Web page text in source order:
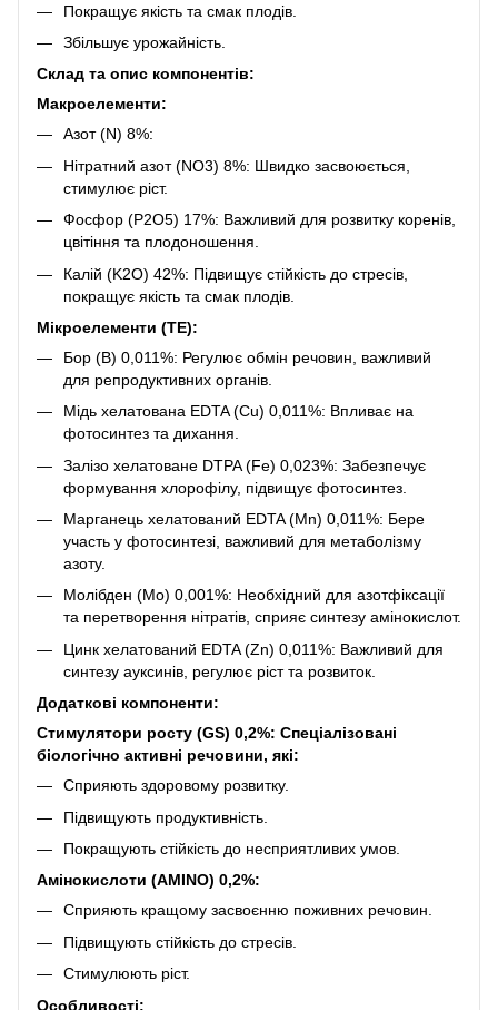
Покращує якість та смак плодів.
Збільшує урожайність.
Склад та опис компонентів:
Макроелементи:
Азот (N) 8%:
Нітратний азот (NO3) 8%: Швидко засвоюється,
стимулює ріст.
Фосфор (P2O5) 17%: Важливий для розвитку коренів,
цвітіння та плодоношення.
Калій (K2O) 42%: Підвищує стійкість до стресів,
покращує якість та смак плодів.
Мікроелементи (TE):
Бор (B) 0,011%: Регулює обмін речовин, важливий
для репродуктивних органів.
Мідь хелатована EDTA (Cu) 0,011%: Впливає на
фотосинтез та дихання.
Залізо хелатоване DTPA (Fe) 0,023%: Забезпечує
формування хлорофілу, підвищує фотосинтез.
Марганець хелатований EDTA (Mn) 0,011%: Бере
участь у фотосинтезі, важливий для метаболізму
азоту.
Молібден (Mo) 0,001%: Необхідний для азотфіксації
та перетворення нітратів, сприяє синтезу амінокислот.
Цинк хелатований EDTA (Zn) 0,011%: Важливий для
синтезу ауксинів, регулює ріст та розвиток.
Додаткові компоненти:
Стимулятори росту (GS) 0,2%: Спеціалізовані
біологічно активні речовини, які:
Сприяють здоровому розвитку.
Підвищують продуктивність.
Покращують стійкість до несприятливих умов.
Амінокислоти (AMINO) 0,2%:
Сприяють кращому засвоєнню поживних речовин.
Підвищують стійкість до стресів.
Стимулюють ріст.
Особливості: